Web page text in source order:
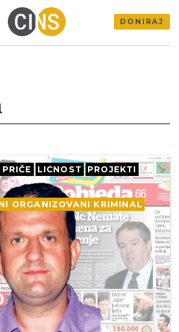
DONIRAJ
LICNOST
PROJEKTI
ORGANIZOVANI KRIMINAL